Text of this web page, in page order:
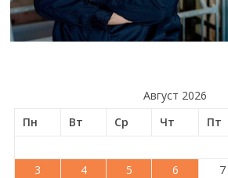
Август 2026
Пн
Вт Ср Чт Пт
3
4 5 6 7